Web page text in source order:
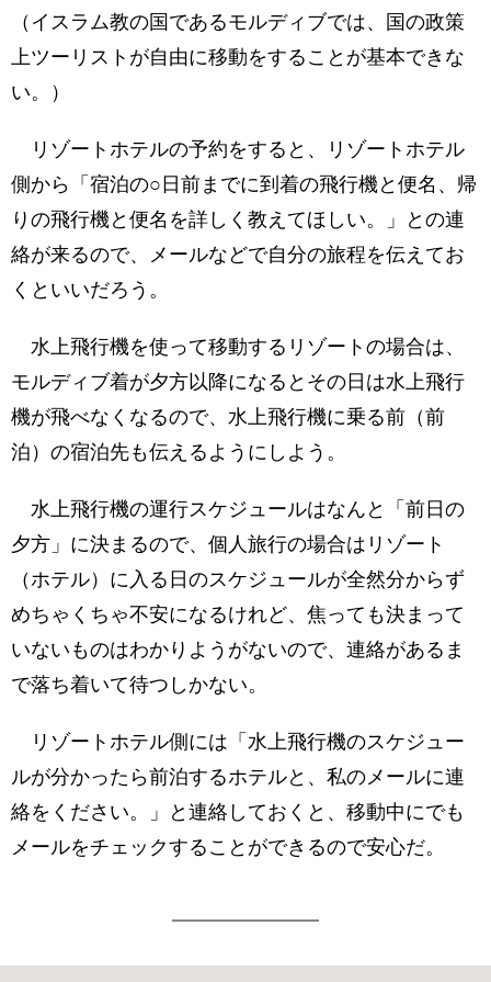
（イスラム教の国であるモルディブでは、国の政策
上ツーリストが自由に移動をすることが基本できな
い。）
リゾートホテルの予約をすると、リゾートホテル
側から「宿泊の○日前までに到着の飛行機と便名、帰
りの飛行機と便名を詳しく教えてほしい。」との連
絡が来るので、メールなどで自分の旅程を伝えてお
くといいだろう。
水上飛行機を使って移動するリゾートの場合は、
モルディブ着が夕方以降になるとその日は水上飛行
機が飛べなくなるので、水上飛行機に乗る前（前
泊）の宿泊先も伝えるようにしよう。
水上飛行機の運行スケジュールはなんと「前日の
夕方」に決まるので、個人旅行の場合はリゾート
（ホテル）に入る日のスケジュールが全然分からず
めちゃくちゃ不安になるけれど、焦っても決まって
いないものはわかりようがないので、連絡があるま
で落ち着いて待つしかない。
リゾートホテル側には「水上飛行機のスケジュー
ルが分かったら前泊するホテルと、私のメールに連
絡をください。」と連絡しておくと、移動中にでも
メールをチェックすることができるので安心だ。